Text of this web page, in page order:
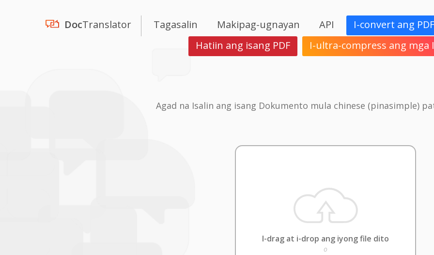
DocTranslator Tagasalin Makipag-ugnayan API
I-convert ang
Hatiin ang isang PDF
I-ultra-compress ang mga
Agad na Isalin ang isang Dokumento mula chinese (pinasimple)
I-drag at i-drop ang iyong file dito
o